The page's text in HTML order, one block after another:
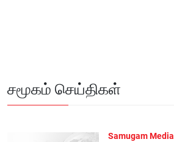
சமூகம் செய்திகள்
Samugam Media